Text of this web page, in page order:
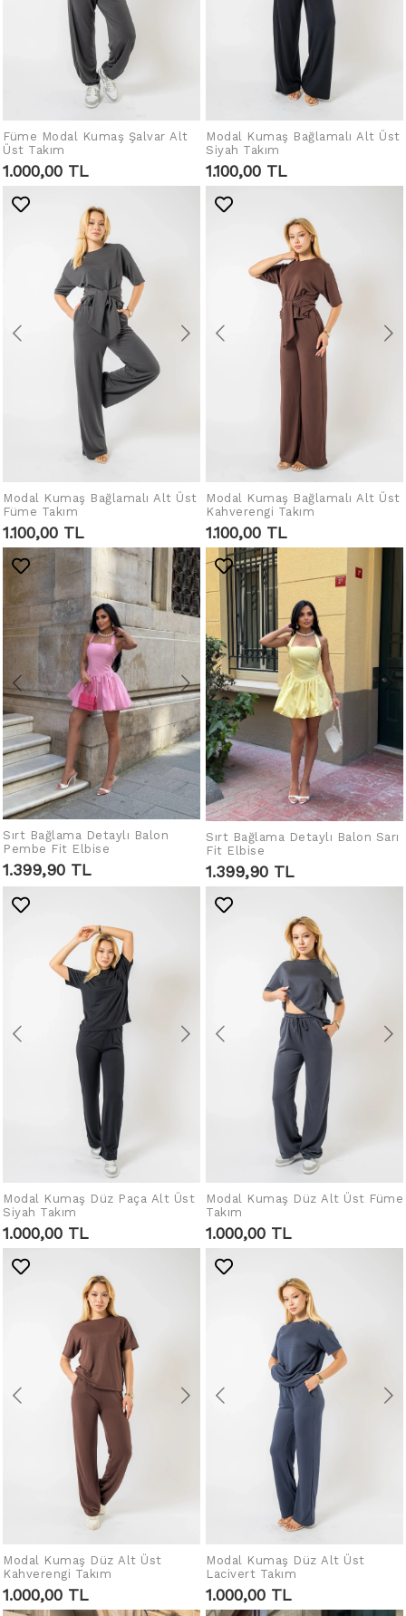
IN DEN WARENKORB
Füme Modal Kumaş Şalvar Alt
Üst Takım
1.000,00 TL
IN DEN WARENKORB
Modal Kumaş Bağlamalı Alt Üst
Siyah Takım
1.100,00 TL
IN DEN WARENKORB
Modal Kumaş Bağlamalı Alt Üst
Füme Takım
1.100,00 TL
IN DEN WARENKORB
LEGEN
Modal Kumaş Bağlamalı Alt Üst
Kahverengi Takım
1.100,00 TL
IN DEN WARENKORB
LEGEN
Sırt Bağlama Detaylı Balon
Pembe Fit Elbise
1.399,90 TL
IN DEN WARENKORB
Sırt Bağlama Detaylı Balon Sarı
Fit Elbise
1.399,90 TL
IN DEN WARENKORB
Modal Kumaş Düz Paça Alt Üst
Siyah Takım
1.000,00 TL
IN DEN WARENKORB
Modal Kumaş Düz Alt Üst Füme
Takım
1.000,00 TL
IN DEN WARENKORB
LEGEN
Modal Kumaş Düz Alt Üst
Kahverengi Takım
1.000,00 TL
IN DEN WARENKORB
LEGEN
Modal Kumaş Düz Alt Üst
Lacivert Takım
1.000,00 TL